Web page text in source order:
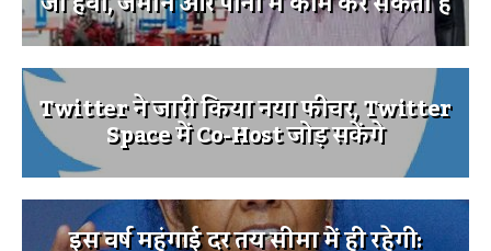
Twitter ने जारी किया नया फीचर, Twitter
Space में Co-Host जोड़ सकेंगे
इस वर्ष महंगाई दर तय सीमा में ही रहेगी: